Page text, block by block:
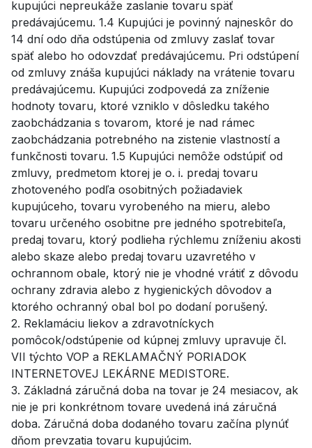
kupujúci nepreukáže zaslanie tovaru späť
predávajúcemu. 1.4 Kupujúci je povinný najneskôr do
14 dní odo dňa odstúpenia od zmluvy zaslať tovar
späť alebo ho odovzdať predávajúcemu. Pri odstúpení
od zmluvy znáša kupujúci náklady na vrátenie tovaru
predávajúcemu. Kupujúci zodpovedá za zníženie
hodnoty tovaru, ktoré vzniklo v dôsledku takého
zaobchádzania s tovarom, ktoré je nad rámec
zaobchádzania potrebného na zistenie vlastností a
funkčnosti tovaru. 1.5 Kupujúci nemôže odstúpiť od
zmluvy, predmetom ktorej je o. i. predaj tovaru
zhotoveného podľa osobitných požiadaviek
kupujúceho, tovaru vyrobeného na mieru, alebo
tovaru určeného osobitne pre jedného spotrebiteľa,
predaj tovaru, ktorý podlieha rýchlemu zníženiu akosti
alebo skaze alebo predaj tovaru uzavretého v
ochrannom obale, ktorý nie je vhodné vrátiť z dôvodu
ochrany zdravia alebo z hygienických dôvodov a
ktorého ochranný obal bol po dodaní porušený.
2. Reklamáciu liekov a zdravotníckych
pomôcok/odstúpenie od kúpnej zmluvy upravuje čl.
VII týchto VOP a REKLAMAČNÝ PORIADOK
INTERNETOVEJ LEKÁRNE MEDISTORE.
3. Základná záručná doba na tovar je 24 mesiacov, ak
nie je pri konkrétnom tovare uvedená iná záručná
doba. Záručná doba dodaného tovaru začína plynúť
dňom prevzatia tovaru kupujúcim.